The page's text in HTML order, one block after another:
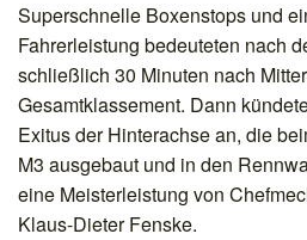
Superschnelle Boxenstops und
Fahrerleistung bedeuteten nach
schließlich 30 Minuten nach
Gesamtklassement. Dann
Exitus der Hinterachse an, die
M3 ausgebaut und in den
eine Meisterleistung von
Klaus-Dieter Fenske.